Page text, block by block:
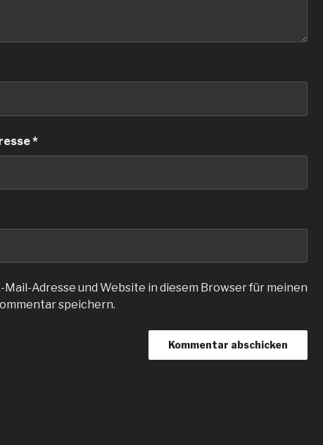
*
Mail-Adresse und Website in diesem Browser für meinen
speichern.